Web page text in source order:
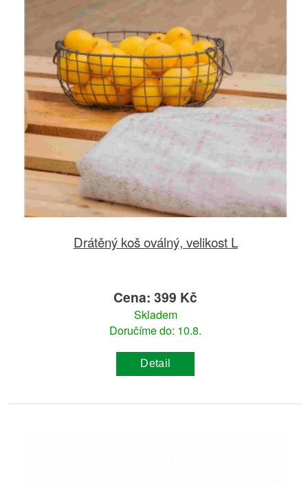
Drátěný koš oválný, velikost L
Cena: 399 Kč
Skladem
Doručíme do: 10.8.
Detail